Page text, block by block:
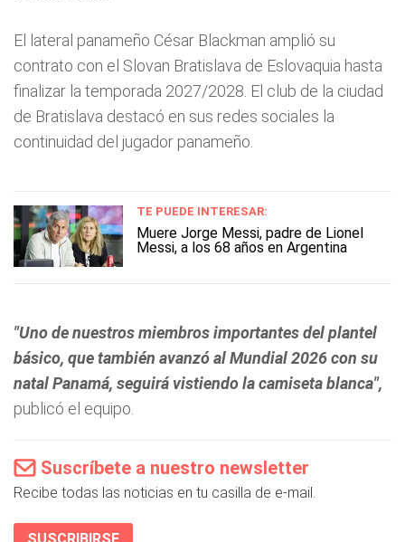
El lateral panameño César Blackman amplió su
contrato con el Slovan Bratislava de Eslovaquia hasta
finalizar la temporada 2027/2028. El club de la ciudad
de Bratislava destacó en sus redes sociales la
continuidad del jugador panameño.
TE PUEDE INTERESAR:
Muere Jorge Messi, padre de Lionel
Messi, a los 68 años en Argentina
"Uno de nuestros miembros importantes del plantel
básico, que también avanzó al Mundial 2026 con su
natal Panamá, seguirá vistiendo la camiseta blanca",
publicó el equipo.
Suscríbete a nuestro newsletter
Recibe todas las noticias en tu casilla de e-mail.